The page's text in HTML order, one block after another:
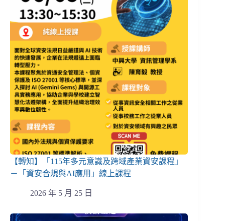
【轉知】「115年多元意識及跨域產業資安課程」
－「資安合規與AI應用」線上課程
2026 年 5 月 25 日